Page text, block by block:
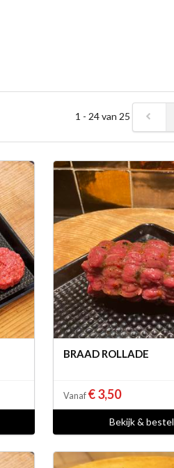
1 - 24 van 25
BRAAD ROLLADE
Vanaf € 3,50
Bekijk & bestel